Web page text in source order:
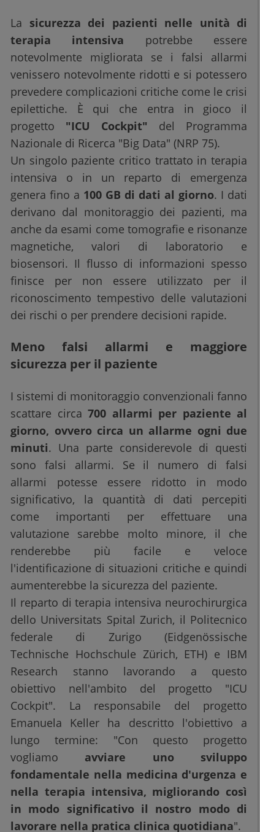
La sicurezza dei pazienti nelle unità di
terapia intensiva potrebbe essere
notevolmente migliorata se i falsi allarmi
venissero notevolmente ridotti e si potessero
prevedere complicazioni critiche come le crisi
epilettiche. È qui che entra in gioco il
progetto "ICU Cockpit" del Programma
Nazionale di Ricerca "Big Data" (NRP 75).
Un singolo paziente critico trattato in terapia
intensiva o in un reparto di emergenza
genera fino a 100 GB di dati al giorno. I dati
derivano dal monitoraggio dei pazienti, ma
anche da esami come tomografie e risonanze
magnetiche, valori di laboratorio e
biosensori. Il flusso di informazioni spesso
finisce per non essere utilizzato per il
riconoscimento tempestivo delle valutazioni
dei rischi o per prendere decisioni rapide.
Meno falsi allarmi e maggiore
sicurezza per il paziente
I sistemi di monitoraggio convenzionali fanno
scattare circa 700 allarmi per paziente al
giorno, ovvero circa un allarme ogni due
minuti. Una parte considerevole di questi
sono falsi allarmi. Se il numero di falsi
allarmi potesse essere ridotto in modo
significativo, la quantità di dati percepiti
come importanti per effettuare una
valutazione sarebbe molto minore, il che
renderebbe più facile e veloce
l'identificazione di situazioni critiche e quindi
aumenterebbe la sicurezza del paziente.
Il reparto di terapia intensiva neurochirurgica
dello Universitats Spital Zurich, il Politecnico
federale di Zurigo (Eidgenössische
Technische Hochschule Zürich, ETH) e IBM
Research stanno lavorando a questo
obiettivo nell'ambito del progetto "ICU
Cockpit". La responsabile del progetto
Emanuela Keller ha descritto l'obiettivo a
lungo termine: "Con questo progetto
vogliamo avviare uno sviluppo
fondamentale nella medicina d'urgenza e
nella terapia intensiva, migliorando così
in modo significativo il nostro modo di
lavorare nella pratica clinica quotidiana".